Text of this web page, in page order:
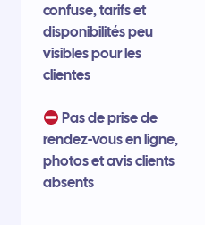
confuse, tarifs et
disponibilités peu
visibles pour les
clientes
Pas de prise de
rendez-vous en ligne,
photos et avis clients
absents